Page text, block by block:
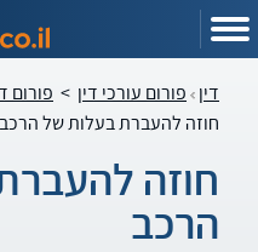
דין פורום עורכי דין > פורום
חוזה להעברת בעלות של הרכב
חוזה
הרכב